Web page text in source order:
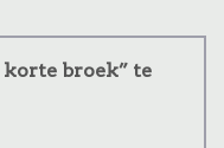
korte broek” te